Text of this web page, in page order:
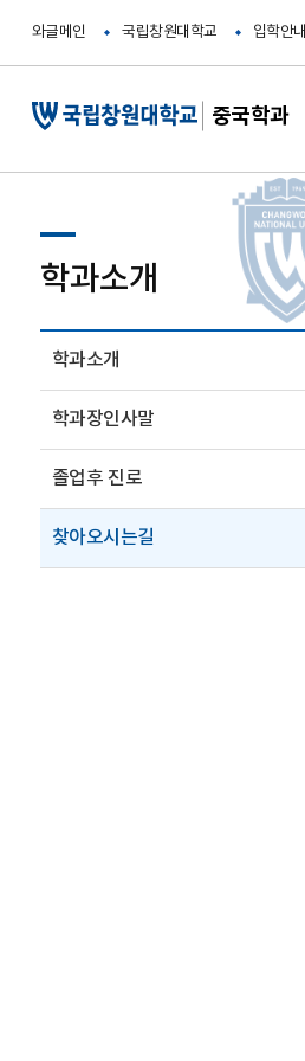
와글메인 국립창원대학교 입학안내
중국학과
학과소개
학과소개
학과장인사말
졸업후 진로
찾아오시는길